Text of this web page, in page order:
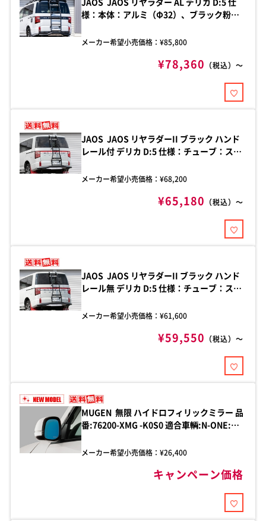
様：本体：アルミ（Φ32）、ブラック粉体
塗装/グリッププロテクター：PVC材 品
メーカー希望小売価格：¥85,800
¥78,360 （税込）～
JAOS JAOS リヤラダーII ブラック ハンド
レール付 デリカ D:5 仕様：チューブ：ステ
ブラック粉体塗装/ブラケット：ステンレ
メーカー希望小売価格：¥68,200
¥65,180 （税込）～
JAOS JAOS リヤラダーII ブラック ハンド
レール無 デリカ D:5 仕様：チューブ：ステ
ブラック粉体塗装/ブラケット：ステンレ
メーカー希望小売価格：¥61,600
¥59,550 （税込）～
MUGEN 無限 ハイドロフィリックミラー 品
番:76200-XMG -K0S0 適合車輌:N-ONE:e
メーカー希望小売価格：¥26,400
キャンペーン価格